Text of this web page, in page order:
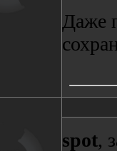
Даже
spot,